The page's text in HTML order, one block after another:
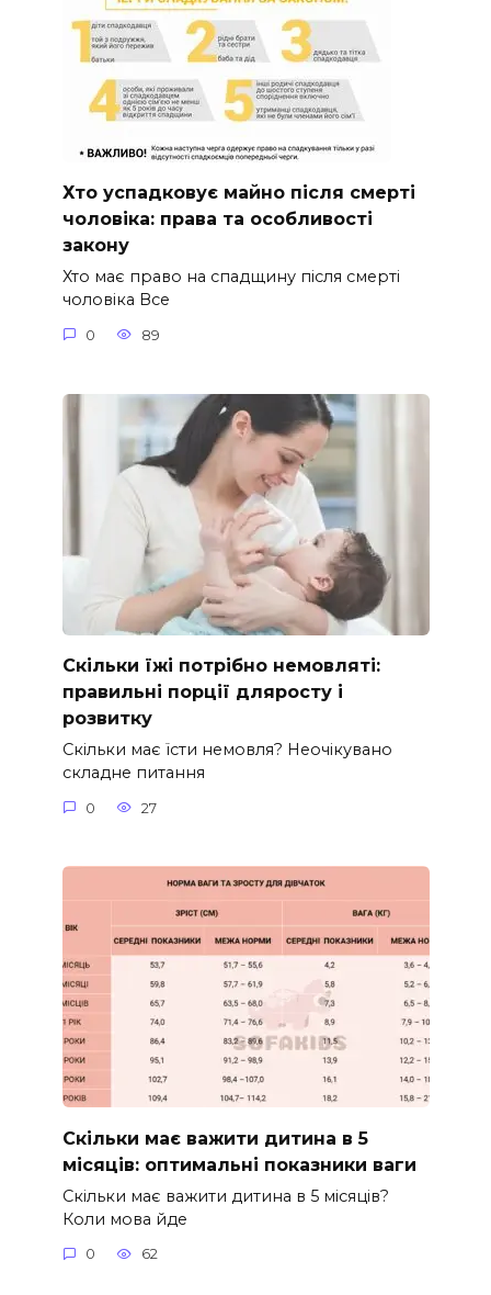
Хто успадковує майно після смерті
чоловіка: права та особливості
закону
Хто має право на спадщину після смерті
чоловіка Все
0 89
Скільки їжі потрібно немовляті:
правильні порції дляросту і
розвитку
Скільки має їсти немовля? Неочікувано
складне питання
0 27
Скільки має важити дитина в 5
місяців: оптимальні показники ваги
Скільки має важити дитина в 5 місяців?
Коли мова йде
0 62